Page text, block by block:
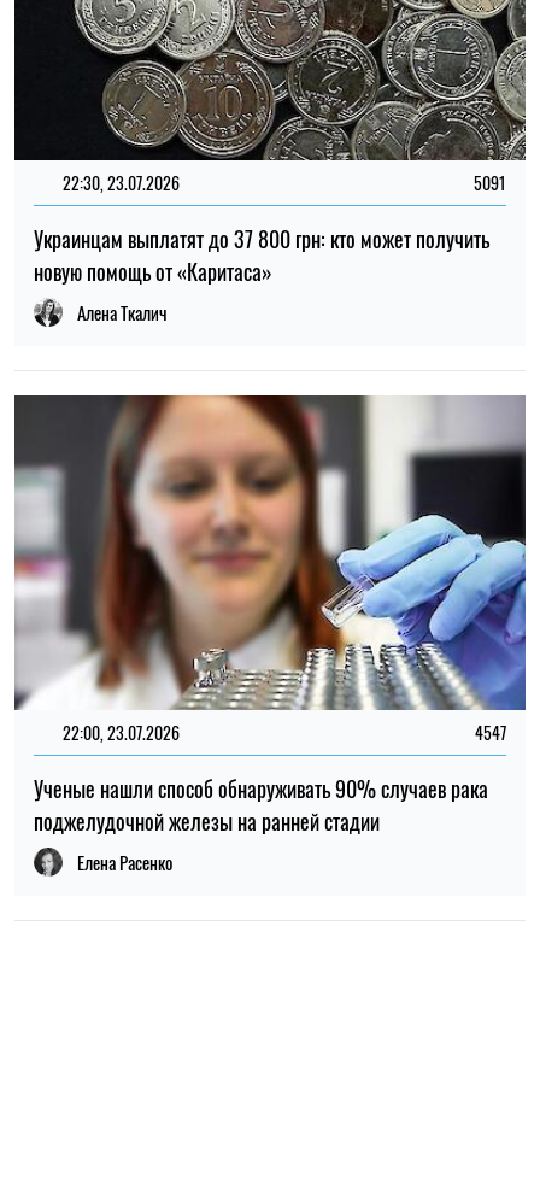
22:00, 23.07.2026
Ученые нашли способ обнаруживать 90% случаев рака
поджелудочной железы на ранней стадии
Елена Расенко
НОВОСТИ О ВОЙНЕ